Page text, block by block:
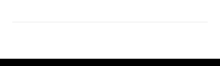
Цвет отлично подойдет для рисования лавандовых